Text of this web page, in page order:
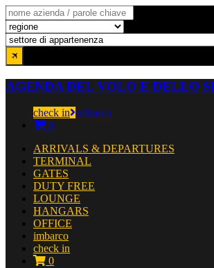
AGENDA DEL VOLO E DELLO
check in imbarco
0
ARRIVALS & DEPARTURES
TERMINAL
GATES
DUTY FREE
LOUNGE
HANGARS
OFFICE
imbarco
check in
0